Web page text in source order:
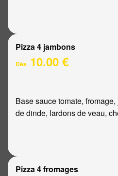
Pizza 4 jambons
Dès 10.00 €
Base sauce tomate,
de dinde, lardons de veau,
Pizza 4 fromages